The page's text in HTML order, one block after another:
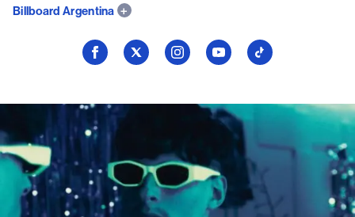
Billboard Argentina
Seguí
en
Facebook
Seguí
en
Seguí
en
Instagram
Seguí
en
YouTube
Seguí
en